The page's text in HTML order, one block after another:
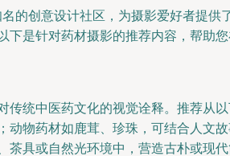
的创意设计社区，为摄影爱好者提
下是针对药材摄影的推荐内容，帮助
传统中医药文化的视觉诠释。推荐从
动物药材如鹿茸、珍珠，可结合人文
茶具或自然光环境中，营造古朴或现代